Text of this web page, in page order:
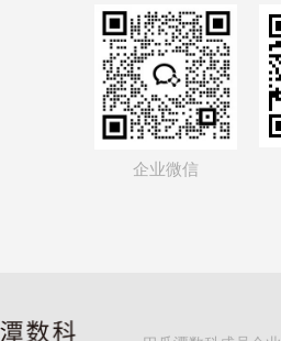
企业微信